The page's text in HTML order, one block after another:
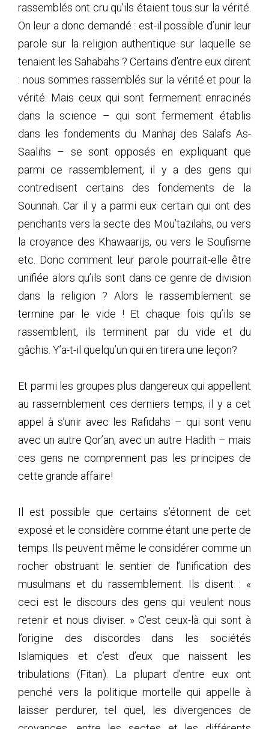
rassemblés ont cru qu’ils étaient tous sur la vérité.
On leur a donc demandé : est-il possible d’unir leur
parole sur la religion authentique sur laquelle se
tenaient les Sahabahs ? Certains d’entre eux dirent
: nous sommes rassemblés sur la vérité et pour la
vérité. Mais ceux qui sont fermement enracinés
dans la science – qui sont fermement établis
dans les fondements du Manhaj des Salafs As-
Saalihs – se sont opposés en expliquant que
parmi ce rassemblement, il y a des gens qui
contredisent certains des fondements de la
Sounnah. Car il y a parmi eux certain qui ont des
penchants vers la secte des Mou’tazilahs, ou vers
la croyance des Khawaarijs, ou vers le Soufisme
etc. Donc comment leur parole pourrait-elle être
unifiée alors qu’ils sont dans ce genre de division
dans la religion ? Alors le rassemblement se
termine par le vide ! Et chaque fois qu’ils se
rassemblent, ils terminent par du vide et du
gâchis. Y’a-t-il quelqu’un qui en tirera une leçon?
Et parmi les groupes plus dangereux qui appellent
au rassemblement ces derniers temps, il y a cet
appel à s’unir avec les Rafidahs – qui sont venu
avec un autre Qor’an, avec un autre Hadith – mais
ces gens ne comprennent pas les principes de
cette grande affaire!
Il est possible que certains s’étonnent de cet
exposé et le considère comme étant une perte de
temps. Ils peuvent même le considérer comme un
rocher obstruant le sentier de l’unification des
musulmans et du rassemblement. Ils disent : «
ceci est le discours des gens qui veulent nous
retenir et nous diviser. » C’est ceux-là qui sont à
l’origine des discordes dans les sociétés
Islamiques et c’est d’eux que naissent les
tribulations (Fitan). La plupart d’entre eux ont
penché vers la politique mortelle qui appelle à
laisser perdurer, tel quel, les divergences de